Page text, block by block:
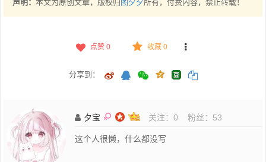
声明： 本文为原创文章，版权归 图夕夕所有，付费内容，禁止转载！
点赞 0 收藏 0
分享到：
夕宝 关注： 0 粉丝： 53
这个人很懒，什么都没写